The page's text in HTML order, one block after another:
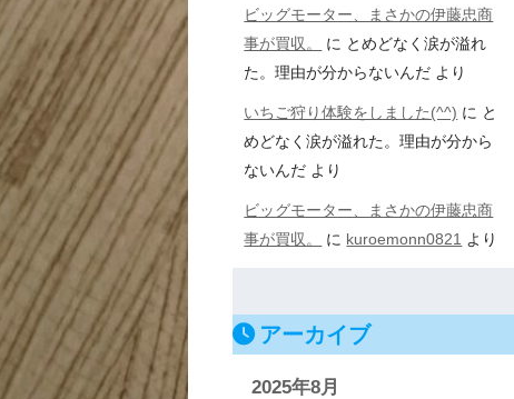
ビッグモーター、まさかの伊藤忠商
事が買収。
に とめどなく涙が溢れ
た。理由が分からないんだ より
いちご狩り体験をしました(^^) に と
めどなく涙が溢れた。理由が分から
ないんだ より
ビッグモーター、まさかの伊藤忠商
事が買収。
に kuroemonn0821 より
アーカイブ
2025年8月